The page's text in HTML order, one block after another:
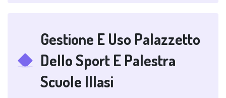
Gestione E Uso Palazzetto
Dello Sport E Palestra
Scuole Illasi